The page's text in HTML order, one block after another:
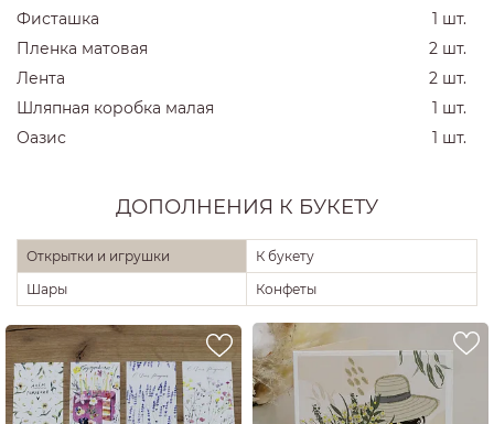
Фисташка
1 шт.
Пленка матовая
2 шт.
Лента
2 шт.
Шляпная коробка малая
1 шт.
Оазис
1 шт.
ДОПОЛНЕНИЯ К БУКЕТУ
Открытки и игрушки
К букету
Шары
Конфеты